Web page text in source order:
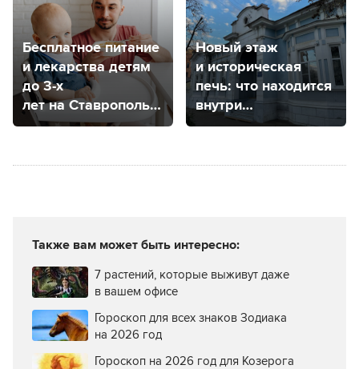
Бесплатное питание
и лекарства детям
до 3-х
лет на Ставрополье:
как получить?
Новый этаж
и историческая
печь: что находится
внутри
театрального
в Ставрополе
Также вам может быть интересно:
7 растений, которые выживут даже
в вашем офисе
Гороскоп для всех знаков Зодиака
на 2026 год
Гороскоп на 2026 год для Козерога